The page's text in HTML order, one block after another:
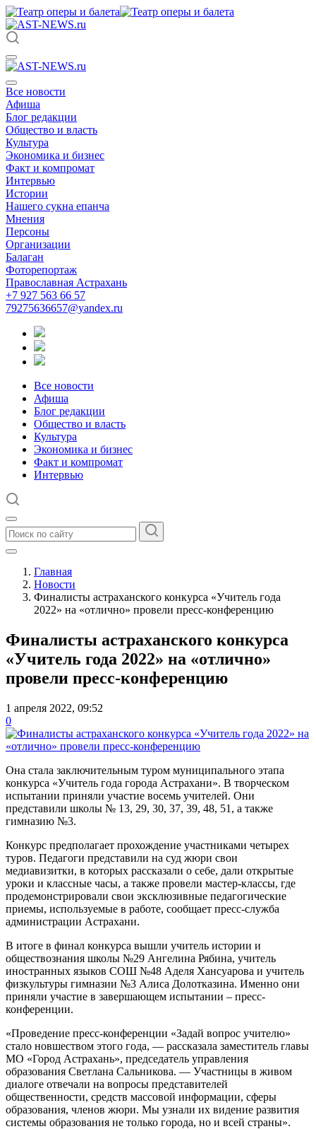
Все новости
Афиша
Блог редакции
Общество и власть
Культура
Экономика и бизнес
Факт и компромат
Интервью
Истории
Нашего сукна епанча
Мнения
Персоны
Организации
Балаган
Фоторепортаж
Православная Астрахань
+7 927 563 66 57
79275636657@yandex.ru
Все новости
Афиша
Блог редакции
Общество и власть
Культура
Экономика и бизнес
Факт и компромат
Интервью
Главная
Новости
Финалисты астраханского конкурса «Учитель года
2022» на «отлично» провели пресс-конференцию
Финалисты астраханского конкурса
«Учитель года 2022» на «отлично»
провели пресс-конференцию
1 апреля 2022, 09:52
0
Она стала заключительным туром муниципального этапа
конкурса «Учитель года города Астрахани». В творческом
испытании приняли участие восемь учителей. Они
представили школы № 13, 29, 30, 37, 39, 48, 51, а также
гимназию №3.
Конкурс предполагает прохождение участниками четырех
туров. Педагоги представили на суд жюри свои
медиавизитки, в которых рассказали о себе, дали открытые
уроки и классные часы, а также провели мастер-классы, где
продемонстрировали свои эксклюзивные педагогические
приемы, используемые в работе, сообщает пресс-служба
администрации Астрахани.
В итоге в финал конкурса вышли учитель истории и
обществознания школы №29 Ангелина Рябина, учитель
иностранных языков СОШ №48 Аделя Хансуарова и учитель
физкультуры гимназии №3 Алиса Долотказина. Именно они
приняли участие в завершающем испытании – пресс-
конференции.
«Проведение пресс-конференции «Задай вопрос учителю»
стало новшеством этого года, — рассказала заместитель главы
МО «Город Астрахань», председатель управления
образования Светлана Сальникова. — Участницы в живом
диалоге отвечали на вопросы представителей
общественности, средств массовой информации, сферы
образования, членов жюри. Мы узнали их видение развития
системы образования не только города, но и всей страны».